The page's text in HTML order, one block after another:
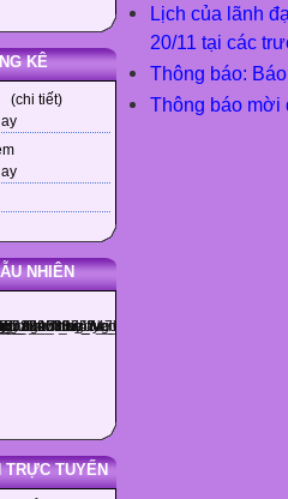
KÊ
(chi tiết)
NHIÊN
TRỰC TUYẾN
Lịch của lãnh
20/11 tại các
Thông báo:
Thông báo mời